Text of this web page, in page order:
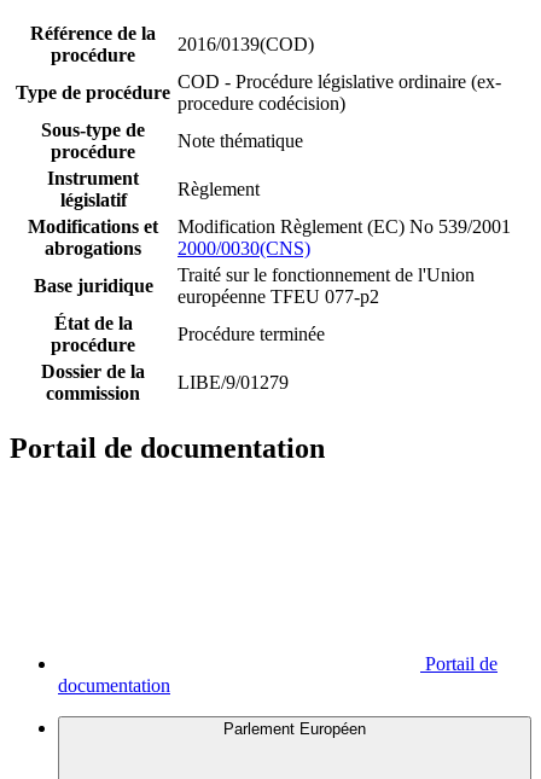
Référence de la
procédure
2016/0139(COD)
Type de procédure
COD - Procédure législative ordinaire (ex-
procedure codécision)
Sous-type de
procédure
Note thématique
Instrument
législatif
Règlement
Modifications et
abrogations
Modification Règlement (EC) No 539/2001
2000/0030(CNS)
Base juridique
Traité sur le fonctionnement de l'Union
européenne TFEU 077-p2
État de la
procédure
Procédure terminée
Dossier de la
commission
LIBE/9/01279
Portail de documentation
Portail de
documentation
Parlement Européen